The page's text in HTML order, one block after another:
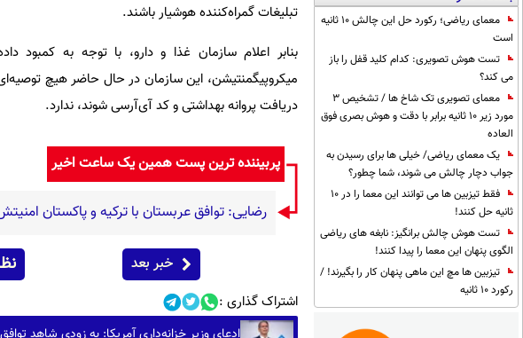
معمای ریاضی؛ رکورد حل این چالش 10 ثانیه
است
تست هوش تصویری: کدام کلید قفل را باز
می کند؟
معمای تصویری تک شاخ ها / تشخیص 3
مورد زیر 10 ثانیه برابر با دقت و هوش بصری فوق
العاده
یک معمای ریاضی/ خیلی ها برای رسیدن به
جواب دچار چالش می شوند، شما چطور؟
فقط تیزبین ها می توانند این معما را در 10
ثانیه حل کنند!
تست هوش چالش برانگیز: نابغه های ریاضی
الگوی پنهان این معما را پیدا کنند!
تیزبین ها مچ این ماهی پنهان کار را بگیرند! /
رکورد 10 ثانیه
تبلیغات گمراه‌کننده هوشیار باشند.
بنابر اعلام سازمان غذا و دارو، با توجه به کمبود
میکروپیگمنتیشن، این سازمان در حال حاضر هیچ
دریافت پروانه بهداشتی و کد آی‌آرسی شوند، ندارد.
پربیننده ترین پست همین یک ساعت اخیر
رضایی: توافق عربستان با ترکیه و پاکستان
خبر بعد
اشتراک گذاری :